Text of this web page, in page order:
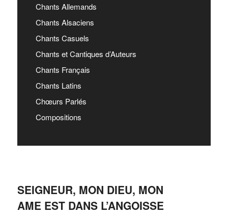
SEIGNEUR, MON DIEU, MON
AME EST DANS L’ANGOISSE
Chants Allemands
Chants Alsaciens
Chants Casuels
Chants et Cantiques d’Auteurs
Chants Français
Chants Latins
Chœurs Parlés
Compositions